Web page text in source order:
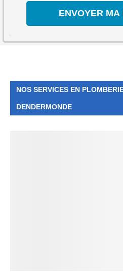
NOS SERVICES EN
DENDERMONDE